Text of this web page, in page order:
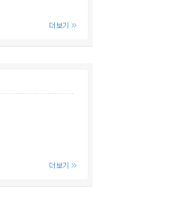
이후 조세감면